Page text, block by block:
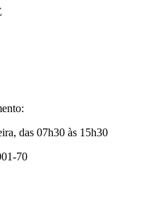
das 07h30 às 15h30
70